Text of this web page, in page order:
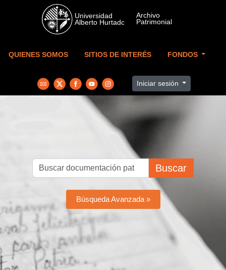
Skip to main content
QUIENES SOMOS SITIOS DE INTERÉS FONDOS
Iniciar sesión
Buscar
Búsqueda Avanzada »